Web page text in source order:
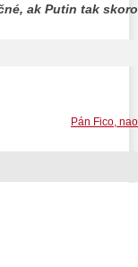
ak Putin tak
Pán Fico,